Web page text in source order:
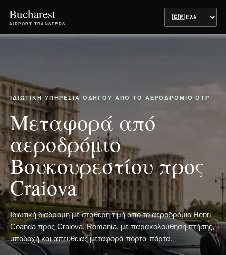
Bucharest
AIRPORT TRANSFERS
ΙΔΙΩΤΙΚΉ ΥΠΗΡΕΣΊΑ ΟΔΗΓΟΎ ΑΠΌ ΤΟ ΑΕΡΟΔΡΌΜΙΟ OTP
Μεταφορά από
αεροδρόμιο
Βουκουρεστίου προς
Craiova
Ιδιωτική διαδρομή με σταθερή τιμή από το αεροδρόμιο Henri
Coanda προς Craiova, Romania, με παρακολούθηση πτήσης,
υποδοχή και απευθείας μεταφορά πόρτα-πόρτα.